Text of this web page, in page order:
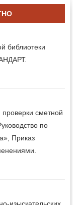
библиотеки
сметной
по
Приказ